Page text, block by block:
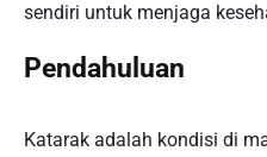
sendiri untuk menjaga
Pendahuluan
Katarak adalah kondisi di